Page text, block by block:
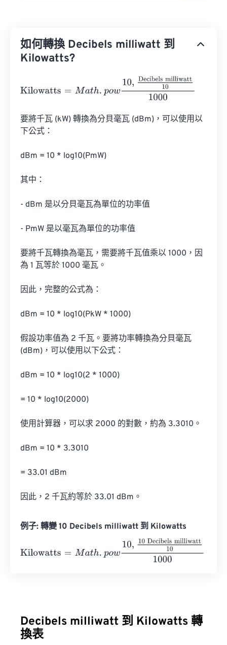
如何轉換 Decibels milliwatt 到
Kilowatts?
Decibels milliwatt101000
要將千瓦 (kW) 轉換為分貝毫瓦 (dBm)，可以使用以
下公式：
dBm = 10 * log10(PmW)
其中：
- dBm 是以分貝毫瓦為單位的功率值
- PmW 是以毫瓦為單位的功率值
要將千瓦轉換為毫瓦，需要將千瓦值乘以 1000，因
為 1 瓦等於 1000 毫瓦。
因此，完整的公式為：
dBm = 10 * log10(PkW * 1000)
假設功率值為 2 千瓦。要將功率轉換為分貝毫瓦
(dBm)，可以使用以下公式：
dBm = 10 * log10(2 * 1000)
= 10 * log10(2000)
使用計算器，可以求 2000 的對數，約為 3.3010。
dBm = 10 * 3.3010
= 33.01 dBm
因此，2 千瓦約等於 33.01 dBm。
例子: 轉變 10 Decibels milliwatt 到 Kilowatts
10 Decibels milliwatt101000
Decibels milliwatt 到 Kilowatts 轉
換表